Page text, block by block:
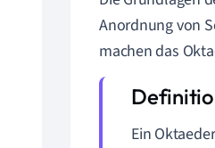
Anordnung von
machen das
Ein